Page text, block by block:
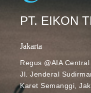
PT. EIKON
Jakarta
Regus @AIA
Jl. Jenderal
Karet Semanggi,